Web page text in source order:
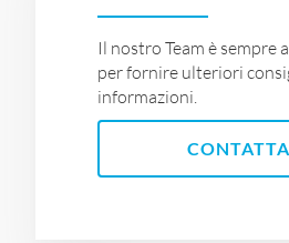
Il nostro Team è sempre
per fornire ulteriori
informazioni.